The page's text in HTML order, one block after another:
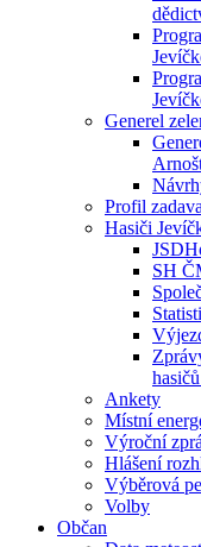
Generel
Profil
Hasiči
SH
Ankety
Místní
Výroční
Hlášení
Výběrová
Volby
Občan